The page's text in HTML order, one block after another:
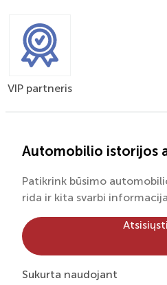
VIP partneris
Automobilio istorijos
Patikrink būsimo
rida ir kita svarbi
Sukurta naudojant